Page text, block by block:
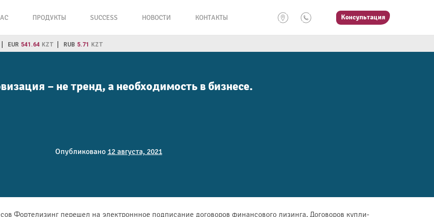
ПРОДУКТЫ SUCCESS НОВОСТИ КОНТАКТЫ Консультация
EUR 541.64 KZT RUB 5.71 KZT
– не тренд, а необходимость в бизнесе.
Опубликовано 12 августа, 2021
Фортелизинг перешел на электроннное подписание договоров финансового лизинга, Договоров купли-